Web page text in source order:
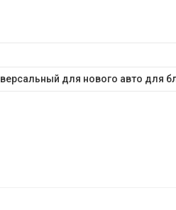
для нового авто для